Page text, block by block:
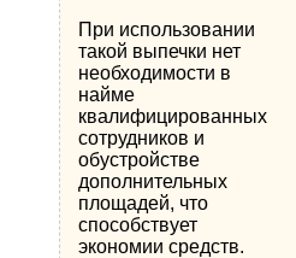
При использовании
такой выпечки нет
необходимости в
найме
квалифицированных
сотрудников и
обустройстве
дополнительных
площадей, что
способствует
экономии средств.